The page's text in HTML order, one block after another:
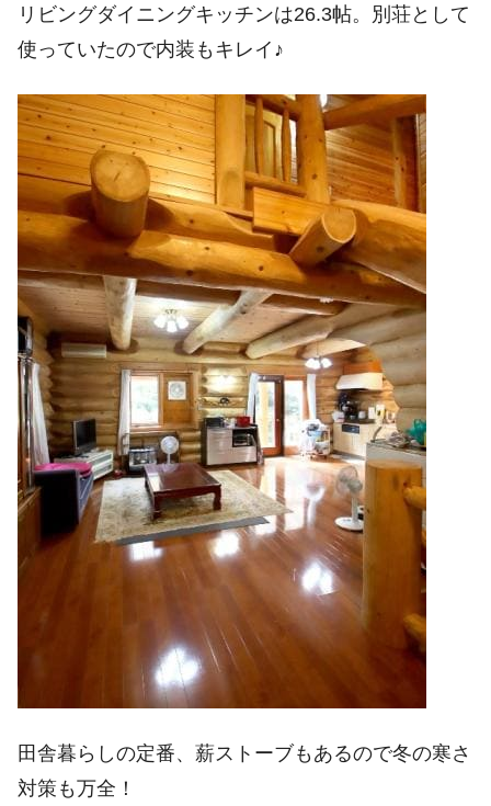
リビングダイニングキッチンは26.3帖。別荘として
使っていたので内装もキレイ♪
田舎暮らしの定番、薪ストーブもあるので冬の寒さ
対策も万全！